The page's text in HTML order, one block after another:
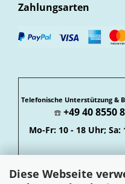
Diese Webseite
Zahlungsarten
Telefonische Unterstützung &
☎️ +49 40 8550
Mo-Fr: 10 - 18 Uhr; Sa: